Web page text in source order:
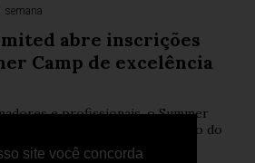
site você concorda
semana
abre inscrições
Camp de excelência
e profissionais, o Summer
por Luís Barneto e pelo campeão do
IMMAF, Zé Machado.